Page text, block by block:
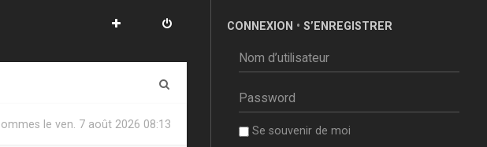
le ven. 7 août 2026 08:13
CONNEXION • S’ENREGISTRER
Se souvenir de moi